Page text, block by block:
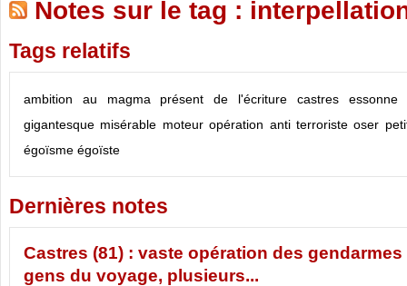
Notes sur le tag :
Tags relatifs
ambition au magma présent de l'écriture castres
essonne
gigantesque misérable moteur opération anti terroriste oser
égoïsme égoïste
Dernières notes
Castres (81) : vaste opération des
gens du voyage, plusieurs...